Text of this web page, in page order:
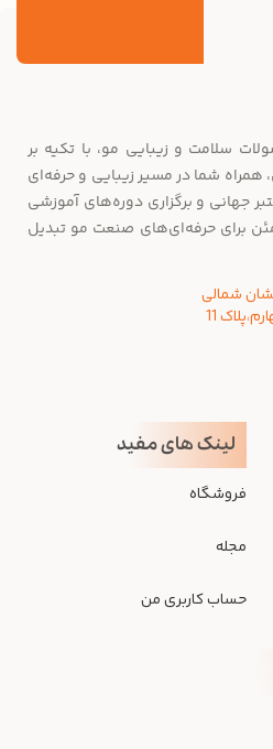
سلامت و زیبایی مو، با تکیه بر
شما در مسیر زیبایی و حرفه‌ای
جهانی و برگزاری دوره‌های آموزشی
برای حرفه‌ای‌های صنعت مو تبدیل
شمالی
11
لینک های مفید
فروشگاه
مجله
حساب کاربری من